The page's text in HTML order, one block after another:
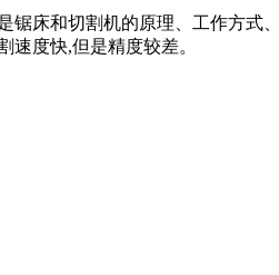
床和切割机的原理、工作方
速度快,但是精度较差。